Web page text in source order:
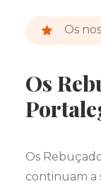
Os
Os
Os
continuam a